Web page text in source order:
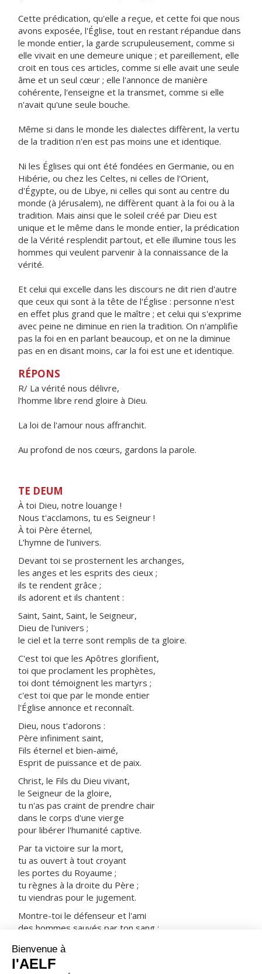
Cette prédication, qu'elle a reçue, et cette foi que nous
avons exposée, l'Église, tout en restant répandue dans
le monde entier, la garde scrupuleusement, comme si
elle vivait en une demeure unique ; et pareillement, elle
croit en tous ces articles, comme si elle avait une seule
âme et un seul cœur ; elle l'annonce de manière
cohérente, l'enseigne et la transmet, comme si elle
n'avait qu'une seule bouche.
Même si dans le monde les dialectes diffèrent, la vertu
de la tradition n'en est pas moins une et identique.
Ni les Églises qui ont été fondées en Germanie, ou en
Hibérie, ou chez les Celtes, ni celles de l'Orient,
d'Égypte, ou de Libye, ni celles qui sont au centre du
monde (à Jérusalem), ne diffèrent quant à la foi ou à la
tradition. Mais ainsi que le soleil créé par Dieu est
unique et le même dans le monde entier, la prédication
de la Vérité resplendit partout, et elle illumine tous les
hommes qui veulent parvenir à la connaissance de la
vérité.
Et celui qui excelle dans les discours ne dit rien d'autre
que ceux qui sont à la tête de l'Église : personne n'est
en effet plus grand que le maître ; et celui qui s'exprime
avec peine ne diminue en rien la tradition. On n'amplifie
pas la foi en en parlant beaucoup, et on ne la diminue
pas en en disant moins, car la foi est une et identique.
RÉPONS
R/ La vérité nous délivre,
l'homme libre rend gloire à Dieu.
La loi de l'amour nous affranchit.
Au profond de nos cœurs, gardons la parole.
TE DEUM
À toi Dieu, notre louange !
Nous t'acclamons, tu es Seigneur !
À toi Père éternel,
L’hymne de l’univers.
Devant toi se prosternent les archanges,
les anges et les esprits des cieux ;
ils te rendent grâce ;
ils adorent et ils chantent :
Saint, Saint, Saint, le Seigneur,
Dieu de l'univers ;
le ciel et la terre sont remplis de ta gloire.
C'est toi que les Apôtres glorifient,
toi que proclament les prophètes,
toi dont témoignent les martyrs ;
c'est toi que par le monde entier
l'Église annonce et reconnaît.
Dieu, nous t'adorons :
Père infiniment saint,
Fils éternel et bien-aimé,
Esprit de puissance et de paix.
Christ, le Fils du Dieu vivant,
le Seigneur de la gloire,
tu n'as pas craint de prendre chair
dans le corps d'une vierge
pour libérer l'humanité captive.
Par ta victoire sur la mort,
tu as ouvert à tout croyant
les portes du Royaume ;
tu règnes à la droite du Père ;
tu viendras pour le jugement.
Montre-toi le défenseur et l'ami
des hommes sauvés par ton sang :
dans ta joie et dans ta lumière.